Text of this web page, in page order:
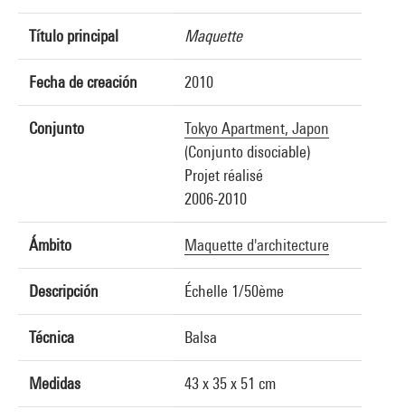
Título principal Maquette
Fecha de creación 2010
Conjunto
Tokyo Apartment, Japon
(Conjunto disociable)
Projet réalisé
2006-2010
Ámbito Maquette d'architecture
Descripción Échelle 1/50ème
Técnica Balsa
Medidas 43 x 35 x 51 cm